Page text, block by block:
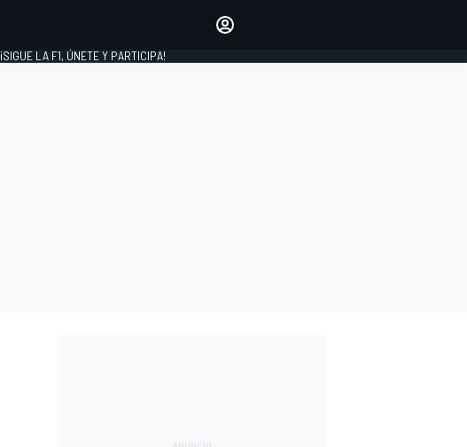
¡SIGUE LA F1, ÚNETE Y PARTICIPA!